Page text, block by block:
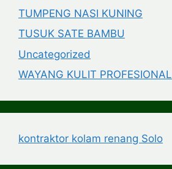
TUMPENG NASI KUNING
TUSUK SATE BAMBU
Uncategorized
WAYANG KULIT PROFESIONAL
kontraktor kolam renang Solo